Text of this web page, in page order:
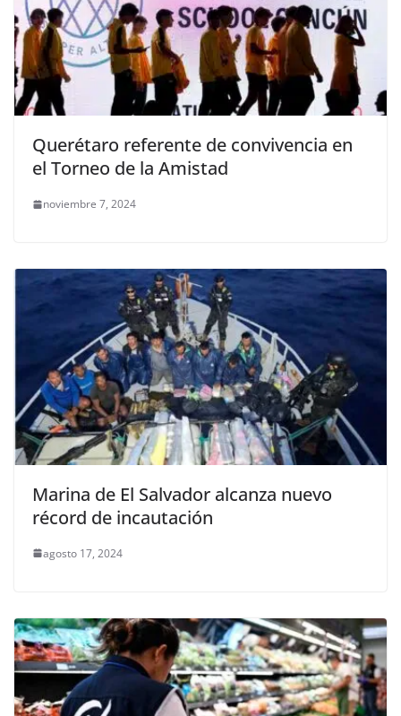
Querétaro referente de convivencia en
el Torneo de la Amistad
noviembre 7, 2024
Marina de El Salvador alcanza nuevo
récord de incautación
agosto 17, 2024